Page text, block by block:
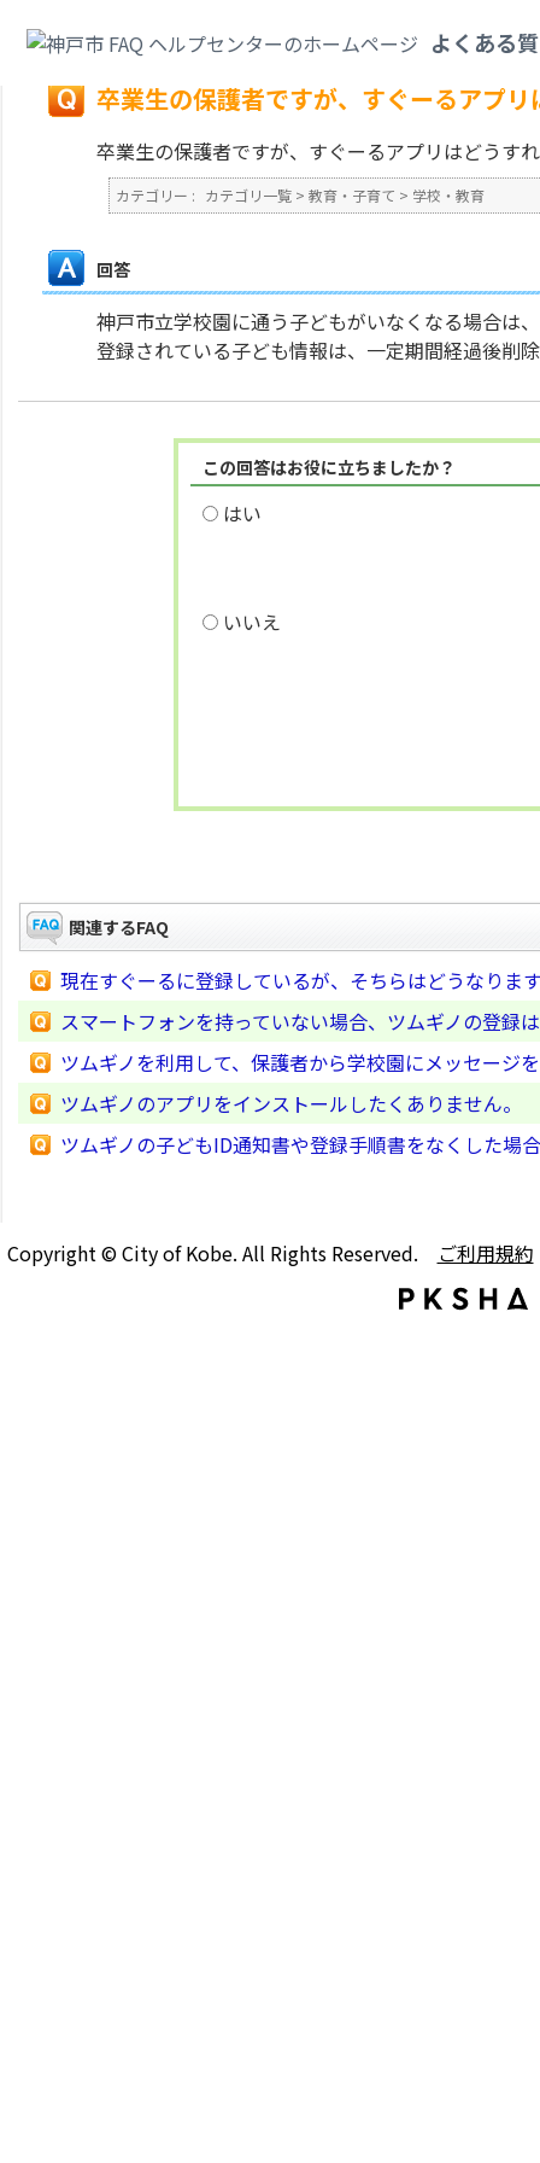
よくある
戻る
卒業生の保護者ですが、すぐーるアプ
卒業生の保護者ですが、すぐーるアプリはどうす
カテゴリー : カテゴリ一覧 > 教育・子育て > 学校・教育
回答
神戸市立学校園に通う子どもがいなくなる場合は
登録されている子ども情報は、一定期間経過後削
この回答はお役に立ちましたか？
はい
いいえ
関連するFAQ
現在すぐーるに登録しているが、そちらはどうなりま
スマートフォンを持っていない場合、ツムギノの登録
ツムギノを利用して、保護者から学校園にメッセージ
ツムギノのアプリをインストールしたくありません。
ツムギノの子どもID通知書や登録手順書をなくした場
Copyright © City of Kobe. All Rights Reserved. ご利用規約